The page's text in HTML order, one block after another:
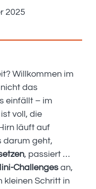
2025
Willkommen im
das
einfällt – im
voll, die
läuft auf
darum geht,
, passiert …
Challengesan,
kleinen Schritt in